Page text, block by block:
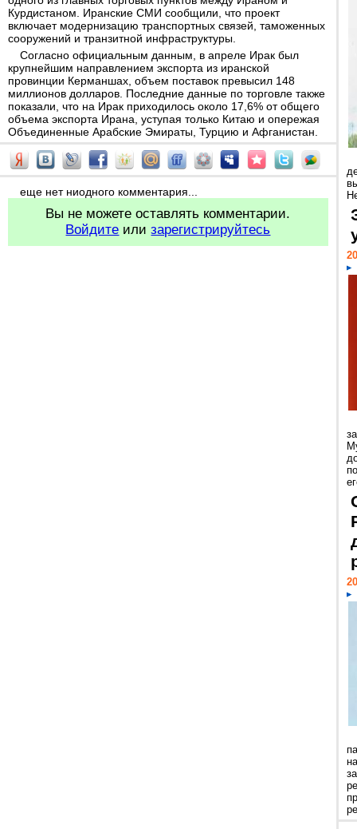
Курдистаном. Иранские СМИ сообщили, что проект
включает модернизацию транспортных связей, таможенных
сооружений и транзитной инфраструктуры.
Согласно официальным данным, в апреле Ирак был
крупнейшим направлением экспорта из иранской
провинции Керманшах, объем поставок превысил 148
миллионов долларов. Последние данные по торговле также
показали, что на Ирак приходилось около 17,6% от общего
объема экспорта Ирана, уступая только Китаю и опережая
Объединенные Арабские Эмираты, Турцию и Афганистан.
еще нет ниодного комментария...
Вы не можете оставлять комментарии.
Войдите илизарегистрируйтесь